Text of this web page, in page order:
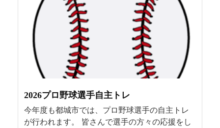
2026プロ野球選手自主トレ
今年度も都城市では、プロ野球選手の自主トレ
が行われます。 皆さんで選手の方々の応援をし